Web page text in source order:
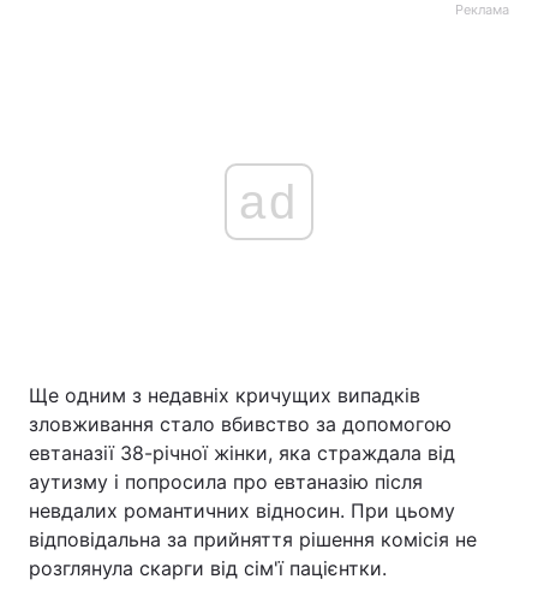
Реклама
ad
Ще одним з недавніх кричущих випадків
зловживання стало вбивство за допомогою
евтаназії 38-річної жінки, яка страждала від
аутизму і попросила про евтаназію після
невдалих романтичних відносин. При цьому
відповідальна за прийняття рішення комісія не
розглянула скарги від сім'ї пацієнтки.